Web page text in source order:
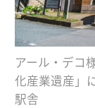
アール・デコ
化産業遺産」
駅舎